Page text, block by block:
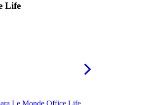
Life
Le Monde Office Life